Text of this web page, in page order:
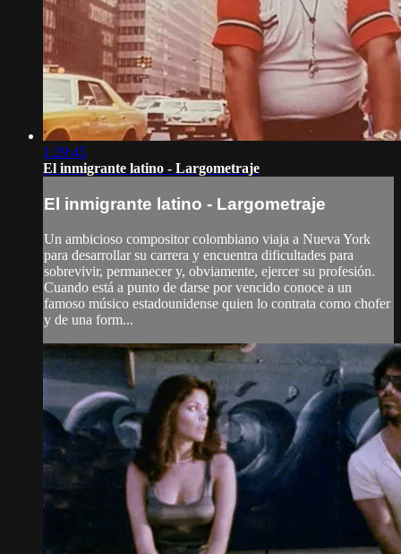
1:29:45
El inmigrante latino - Largometraje
El inmigrante latino - Largometraje
Un ambicioso compositor colombiano viaja a Nueva York
para desarrollar su carrera y encuentra dificultades para
sobrevivir, permanecer y, obviamente, ejercer su profesión.
Cuando está a punto de darse por vencido conoce a un
famoso músico estadounidense quien lo contrata como chofer
y de una form...